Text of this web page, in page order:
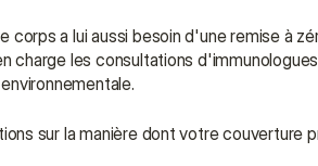
a lui aussi besoin d'une remise à
charge les consultations
sur la manière dont votre couverture